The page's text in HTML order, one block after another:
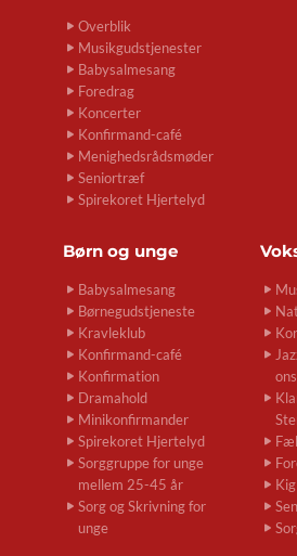
Overblik
Musikgudstjenester
Babysalmesang
Foredrag
Koncerter
Konfirmand-café
Menighedsrådsmøder
Seniortræf
Spirekoret Hjertelyd
Børn og unge
Babysalmesang
Børnegudstjeneste
Kravleklub
Konfirmand-café
Konfirmation
Dramahold
Minikonfirmander
Spirekoret Hjertelyd
Sorggruppe for unge
mellem 25-45 år
Sorg og Skrivning for
unge